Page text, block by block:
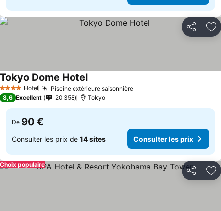
Partager
4 Étoiles Hotel Piscine extérieure saisonnièreConsulter les prix
Tokyo Dome HotelConsulter les prix
8,6 Excellent 20 358 Tokyo
De 90 €
Consulter les prix de 14 sites Consulter les prix
Partager
Choix populaire